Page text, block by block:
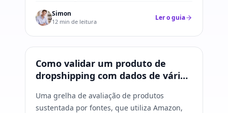
Simon
12 min de leitura Ler o guia
Pesquisa de produtos
Como validar um produto de
dropshipping com dados de várias
Uma grelha de avaliação de produtos
sustentada por fontes, que utiliza Amazon,